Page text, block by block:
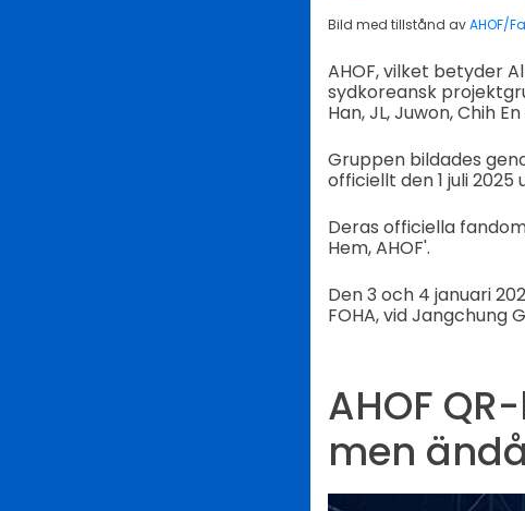
Bild med tillstånd avAHOF/
AHOF, vilket betyder
sydkoreansk
Han, JL, Juwon, Chih
Gruppen bildades
officiellt den 1 juli
Deras officiella
Hem, AHOF'.
Den 3 och 4 januari
FOHA, vid Jangchung
AHOF
men